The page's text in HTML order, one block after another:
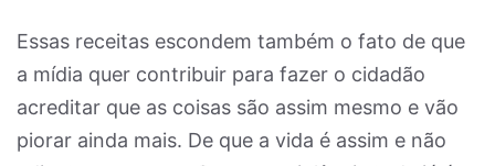
Essas receitas escondem também o fato de que
a mídia quer contribuir para fazer o cidadão
acreditar que as coisas são assim mesmo e vão
piorar ainda mais. De que a vida é assim e não